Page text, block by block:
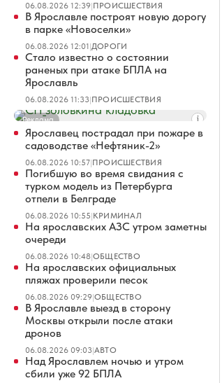
06.08.2026 12:39|ПРОИСШЕСТВИЯ
В Ярославле построят новую дорогу
в парке «Новоселки»
06.08.2026 12:01|ДОРОГИ
Стало известно о состоянии
раненых при атаке БПЛА на
Ярославль
06.08.2026 11:33|ПРОИСШЕСТВИЯ
Реклама
Ярославец пострадал при пожаре в
садоводстве «Нефтяник-2»
06.08.2026 10:57|ПРОИСШЕСТВИЯ
Погибшую во время свидания с
турком модель из Петербурга
отпели в Белграде
06.08.2026 10:55|КРИМИНАЛ
На ярославских АЗС утром заметны
очереди
06.08.2026 10:48|ОБЩЕСТВО
На ярославских официальных
пляжах проверили песок
06.08.2026 09:29|ОБЩЕСТВО
В Ярославле выезд в сторону
Москвы открыли после атаки
дронов
06.08.2026 09:03|АВТО
Над Ярославлем ночью и утром
сбили уже 92 БПЛА